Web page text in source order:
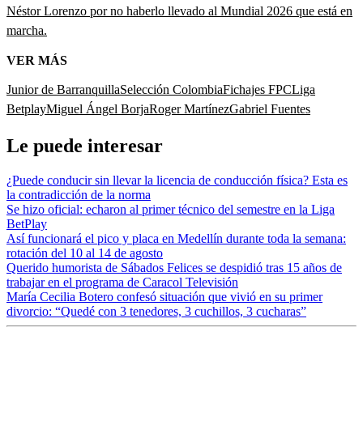
Néstor Lorenzo por no haberlo llevado al Mundial 2026 que está en
marcha.
VER MÁS
Junior de BarranquillaSelección ColombiaFichajes FPCLiga
BetplayMiguel Ángel BorjaRoger MartínezGabriel Fuentes
Le puede interesar
¿Puede conducir sin llevar la licencia de conducción física? Esta es
la contradicción de la norma
Se hizo oficial: echaron al primer técnico del semestre en la Liga
BetPlay
Así funcionará el pico y placa en Medellín durante toda la semana:
rotación del 10 al 14 de agosto
Querido humorista de Sábados Felices se despidió tras 15 años de
trabajar en el programa de Caracol Televisión
María Cecilia Botero confesó situación que vivió en su primer
divorcio: “Quedé con 3 tenedores, 3 cuchillos, 3 cucharas”